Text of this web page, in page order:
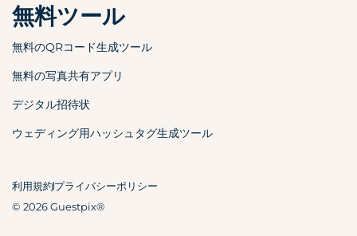
無料ツール
無料のQRコード生成ツール
無料の写真共有アプリ
デジタル招待状
ウェディング用ハッシュタグ生成ツール
© 2026 Guestpix®
利用規約プライバシーポリシー